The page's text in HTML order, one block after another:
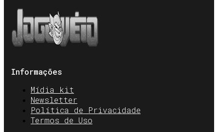
Informações
Mídia kit
Newsletter
Política de Privacidade
Termos de Uso